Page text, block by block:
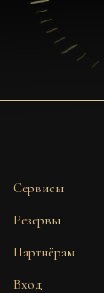
Сервисы
Резервы
Партнёрам
Вход